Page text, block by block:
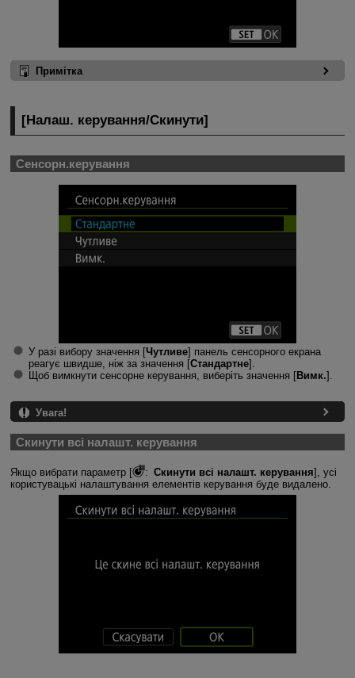
Примітка
[Налаш. керування/Скинути]
Сенсорн.керування
У разі вибору значення [Чутливе] панель сенсорного екрана
реагує швидше, ніж за значення [Стандартне].
Щоб вимкнути сенсорне керування, виберіть значення [Вимк.].
Увага!
Скинути всі налашт. керування
Якщо вибрати параметр [ : Скинути всі налашт. керування], усі
користувацькі налаштування елементів керування буде видалено.